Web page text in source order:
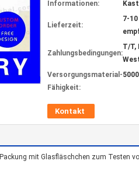
Informationen:
Lieferzeit:
7-
Zahlungsbedingungen:
T/T,
Versorgungsmaterial-
Fähigkeit:
Kontakt
Packung mit Glasfläschchen zum Testen